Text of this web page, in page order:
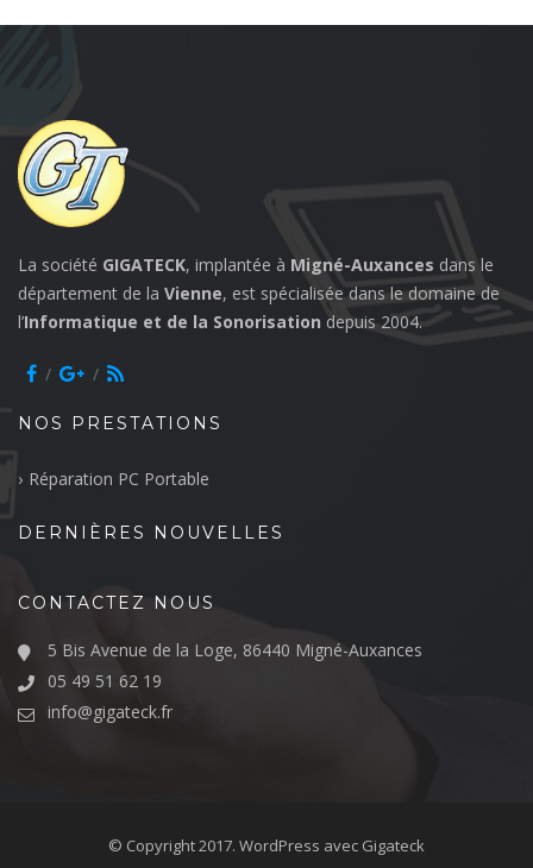
La société GIGATECK, implantée à Migné-Auxances dans le
département de la Vienne, est spécialisée dans le domaine de
l’Informatique et de la Sonorisation depuis 2004.
NOS PRESTATIONS
Réparation PC Portable
DERNIÈRES NOUVELLES
CONTACTEZ NOUS
5 Bis Avenue de la Loge, 86440 Migné-Auxances
05 49 51 62 19
info@gigateck.fr
© Copyright 2017. WordPress avec Gigateck